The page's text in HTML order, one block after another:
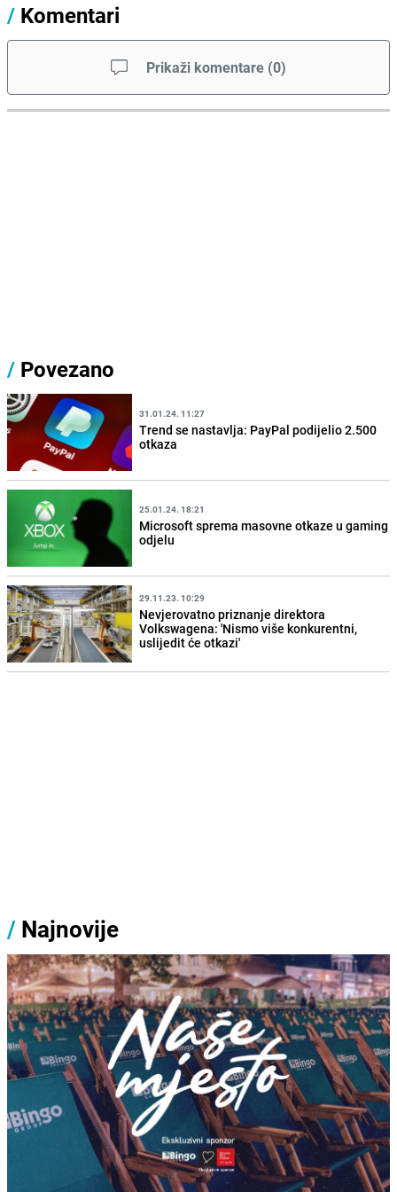
/ Komentari
Prikaži komentare (0)
/ Povezano
31.01.24. 11:27
Trend se nastavlja: PayPal podijelio 2.500
otkaza
25.01.24. 18:21
Microsoft sprema masovne otkaze u gaming
odjelu
29.11.23. 10:29
Nevjerovatno priznanje direktora
Volkswagena: 'Nismo više konkurentni,
uslijedit će otkazi'
/ Najnovije